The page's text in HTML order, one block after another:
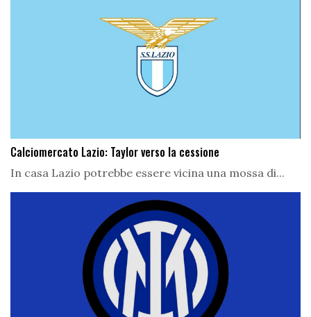
Calciomercato Lazio: Taylor verso la cessione
In casa Lazio potrebbe essere vicina una mossa di...